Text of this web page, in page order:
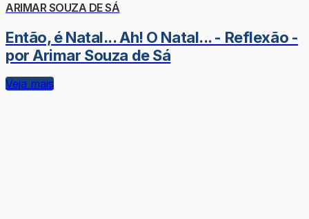
ARIMAR SOUZA DE SÁ
Então, é Natal... Ah! O Natal... - Reflexão -
por Arimar Souza de Sá
Veja mais